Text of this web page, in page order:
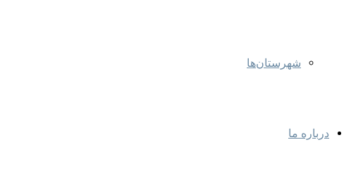
شهرستان‌ها
درباره ما